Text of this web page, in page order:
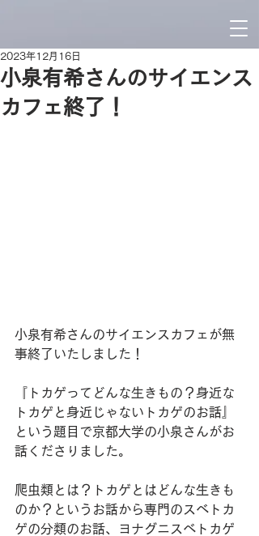
小泉有希さんのサイエンス
カフェ終了！
2023年12月16日
小泉有希さんのサイエンスカフェが無
事終了いたしました！
『トカゲってどんな生きもの？身近な
トカゲと身近じゃないトカゲのお話』
という題目で京都大学の小泉さんがお
話くださりました。
爬虫類とは？トカゲとはどんな生きも
のか？というお話から専門のスベトカ
ゲの分類のお話、ヨナグニスベトカゲ